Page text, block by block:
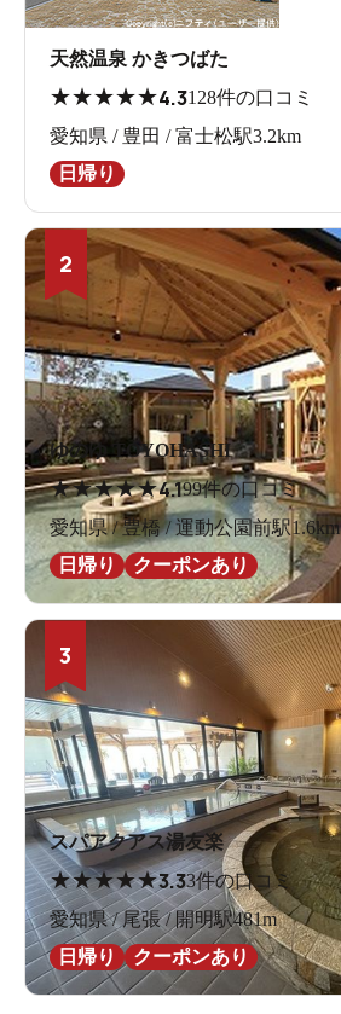
天然温泉 かきつばた
★★★★★4.3128件の口コミ
愛知県 / 豊田 / 富士松駅3.2km
日帰り
2
ゆのゆ TOYOHASHI
★★★★★4.199件の口コミ
愛知県 / 豊橋 / 運動公園前駅1.6km
日帰り
クーポンあり
3
スパアクアス湯友楽
★★★★★3.33件の口コミ
愛知県 / 尾張 / 開明駅481m
日帰り
クーポンあり